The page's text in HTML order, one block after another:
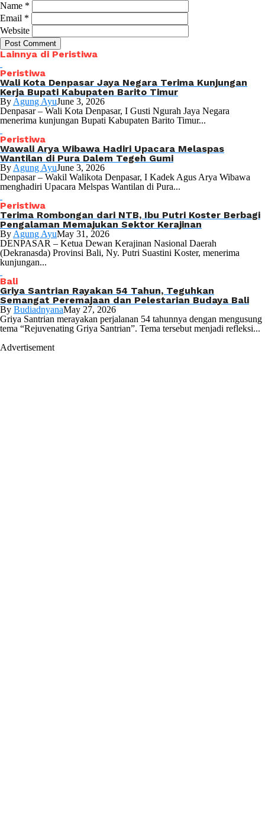
Name *
Email *
Website
Lainnya di Peristiwa
Peristiwa
Wali Kota Denpasar Jaya Negara Terima Kunjungan
Kerja Bupati Kabupaten Barito Timur
By Agung AyuJune 3, 2026
Denpasar – Wali Kota Denpasar, I Gusti Ngurah Jaya Negara
menerima kunjungan Bupati Kabupaten Barito Timur...
Peristiwa
Wawali Arya Wibawa Hadiri Upacara Melaspas
Wantilan di Pura Dalem Tegeh Gumi
By Agung AyuJune 3, 2026
Denpasar – Wakil Walikota Denpasar, I Kadek Agus Arya Wibawa
menghadiri Upacara Melspas Wantilan di Pura...
Peristiwa
Terima Rombongan dari NTB, Ibu Putri Koster Berbagi
Pengalaman Memajukan Sektor Kerajinan
By Agung AyuMay 31, 2026
DENPASAR – Ketua Dewan Kerajinan Nasional Daerah
(Dekranasda) Provinsi Bali, Ny. Putri Suastini Koster, menerima
kunjungan...
Bali
Griya Santrian Rayakan 54 Tahun, Teguhkan
Semangat Peremajaan dan Pelestarian Budaya Bali
By BudiadnyanaMay 27, 2026
Griya Santrian merayakan perjalanan 54 tahunnya dengan mengusung
tema “Rejuvenating Griya Santrian”. Tema tersebut menjadi refleksi...
Advertisement